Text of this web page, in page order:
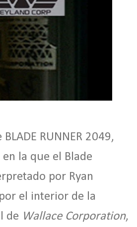
RUNNER 2049,
en la que el Blade
por Ryan
el interior de la
de Wallace Corporation,